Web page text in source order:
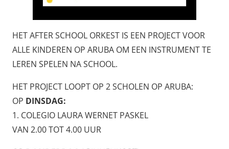
HET AFTER SCHOOL ORKEST IS EEN PROJECT VOOR
ALLE KINDEREN OP ARUBA OM EEN INSTRUMENT TE
LEREN SPELEN NA SCHOOL.
HET PROJECT LOOPT OP 2 SCHOLEN OP ARUBA:
OP DINSDAG:
1. COLEGIO LAURA WERNET PASKEL
VAN 2.00 TOT 4.00 UUR